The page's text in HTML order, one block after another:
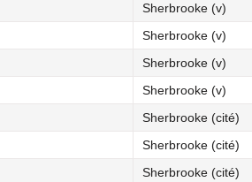
Sherbrooke (v)
Sherbrooke (v)
Sherbrooke (v)
Sherbrooke (v)
Sherbrooke (cité)
Sherbrooke (cité)
Sherbrooke (cité)